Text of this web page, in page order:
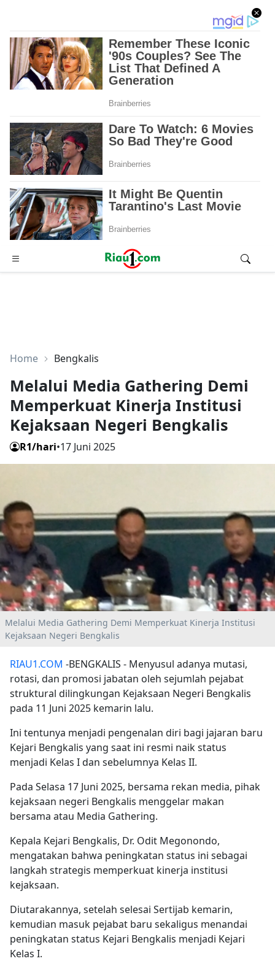
Advertisement
Home Bengkalis
Melalui Media Gathering Demi
Memperkuat Kinerja Institusi
Kejaksaan Negeri Bengkalis
R1/hari•17 Juni 2025
Melalui Media Gathering Demi Memperkuat Kinerja Institusi
Kejaksaan Negeri Bengkalis
RIAU1.COM -BENGKALIS - Menyusul adanya mutasi,
rotasi, dan promosi jabatan oleh sejumlah pejabat
struktural dilingkungan Kejaksaan Negeri Bengkalis
pada 11 Juni 2025 kemarin lalu.
Ini tentunya menjadi pengenalan diri bagi jajaran baru
Kejari Bengkalis yang saat ini resmi naik status
menjadi Kelas I dan sebelumnya Kelas II.
Pada Selasa 17 Juni 2025, bersama rekan media, pihak
kejaksaan negeri Bengkalis menggelar makan
bersama atau Media Gathering.
Kepala Kejari Bengkalis, Dr. Odit Megonondo,
mengatakan bahwa peningkatan status ini sebagai
langkah strategis memperkuat kinerja institusi
kejaksaan.
Diutarakannya, setelah selesai Sertijab kemarin,
kemudian masuk pejabat baru sekaligus menandai
peningkatan status Kejari Bengkalis menjadi Kejari
Kelas I.